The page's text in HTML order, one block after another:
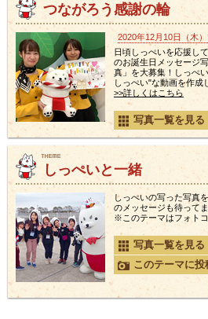
つながろう感謝の輪
2020年12月10日（木
日頃しっぺいを応援し
のお誕生日メッセージ
真」を大募集！しっぺ
しっぺい"な動画を作成
>>詳しくはこちら
写真一覧を見る
しっぺいと一緒
しっぺいの写った写真
のメッセージも待ってま
※このテーマはフォト
写真一覧を見る
このテーマに投